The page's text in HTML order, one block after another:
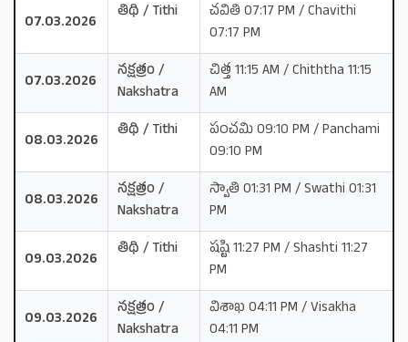
07.03.2026
తిథి / Tithi
చవితి 07:17 PM / Chavithi
07:17 PM
07.03.2026
నక్షత్రం /
Nakshatra
చిత్త 11:15 AM / Chiththa 11:15
AM
08.03.2026
తిథి / Tithi
పంచమి 09:10 PM / Panchami
09:10 PM
08.03.2026
నక్షత్రం /
Nakshatra
స్వాతి 01:31 PM / Swathi 01:31
PM
09.03.2026
తిథి / Tithi
షష్టి 11:27 PM / Shashti 11:27
PM
09.03.2026
నక్షత్రం /
Nakshatra
విశాఖ 04:11 PM / Visakha
04:11 PM